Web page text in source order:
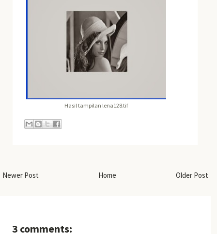
Hasil tampilan lena128.tif
Newer Post Older Post
Home
3 comments: